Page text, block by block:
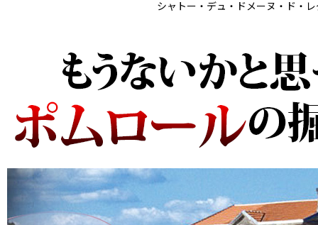
シャトー・デュ・ドメーヌ・ド・